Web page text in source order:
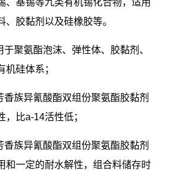
、基锡等九类有机锡化合物，适用
、胶黏剂以及硅橡胶等。
聚氨酯泡沫、弹性体、胶黏剂、
机硅体系；
香族异氰酸酯双组份聚氨酯胶黏剂
比a-14活性低；
香族异氰酸酯双组份聚氨酯胶黏剂
和一定的耐水解性，组合料储存时